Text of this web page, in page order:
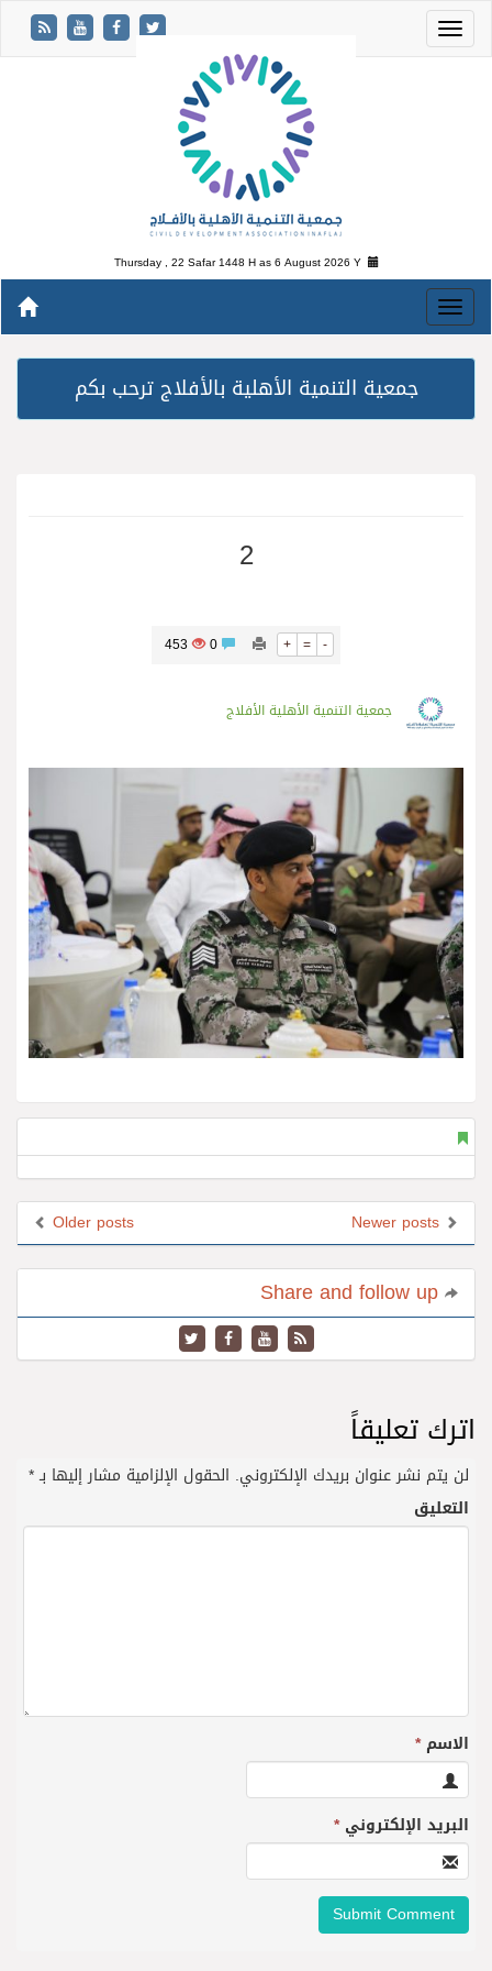
Thursday , 22 Safar 1448 H as6 August 2026 Y
جمعية التنمية الأهلية بالأفلاج ترحب بكم
2
+ = -
453
جمعية التنمية الأهلية الأفلاج
Older posts
اترك تعليقاً
لن يتم نشر عنوان بريدك الإلكتروني. الحقول الإلزامية مشار إليها بـ*
التعليق
الاسم*
البريد الإلكتروني*